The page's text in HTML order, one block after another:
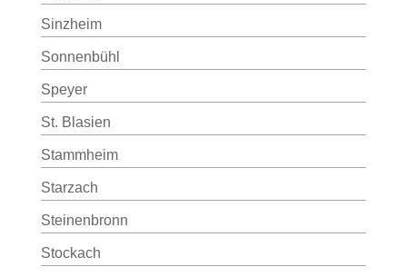
Sinzheim
Sonnenbühl
Speyer
St. Blasien
Stammheim
Starzach
Steinenbronn
Stockach